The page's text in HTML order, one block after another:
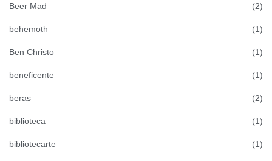
Beer Mad (2)
behemoth (1)
Ben Christo (1)
beneficente (1)
beras (2)
biblioteca (1)
bibliotecarte (1)